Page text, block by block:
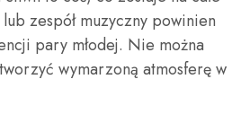
zespół muzyczny powinien
pary młodej. Nie można
wymarzoną atmosferę w